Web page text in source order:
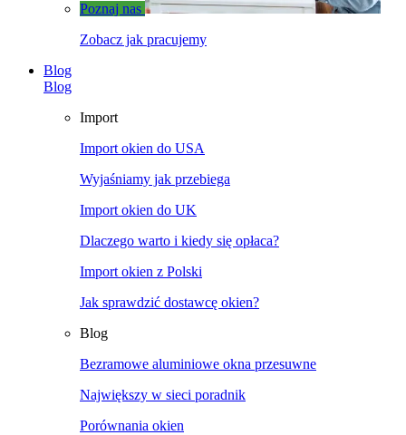
Poznaj nas
Zobacz jak pracujemy
Blog
Blog
Import
Import okien do USA
Wyjaśniamy jak przebiega
Import okien do UK
Dlaczego warto i kiedy się opłaca?
Import okien z Polski
Jak sprawdzić dostawcę okien?
Blog
Bezramowe aluminiowe okna przesuwne
Największy w sieci poradnik
Porównania okien